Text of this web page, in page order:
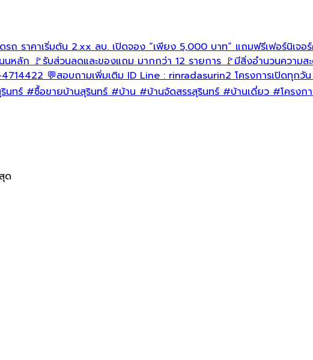
ราคาเริ่มต้น 2.xx ลบ. เปิดจอง “เพียง 5,000 บาท“ แถมฟรีเฟอร์นิเจอร์
ลัก 🚩รับส่วนลดและของแถม มากกว่า 12 รายการ 🚩มีสิ่งอำนวนความส
💬สอบถามเพิ่มเติม ID Line : rinradasurin2 โครงการเปิดทุกวัน
นทร์ #ซื้อขายบ้านสุรินทร์ #บ้าน #บ้านจัดสรรสุรินทร์ #บ้านเดี่ยว #โครงก
ด